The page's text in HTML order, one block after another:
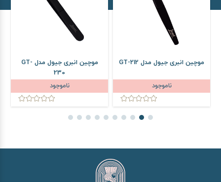
موچین انبری جیول مدل GT-212
ناموجود
موچین انبری جیول مدل GT-
230
ناموجود